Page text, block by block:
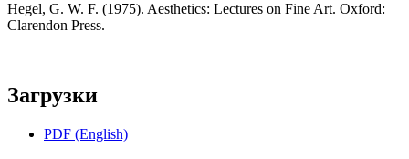
Hegel, G. W. F. (1975). Aesthetics: Lectures on Fine Art. Oxford:
Clarendon Press.
Загрузки
PDF (English)